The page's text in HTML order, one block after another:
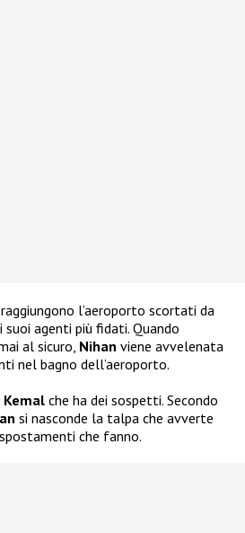
raggiungono l’aeroporto scortati da
suoi agenti più fidati. Quando
al sicuro, Nihan viene avvelenata
nel bagno dell’aeroporto.
Kemal che ha dei sospetti. Secondo
si nasconde la talpa che avverte
che fanno.